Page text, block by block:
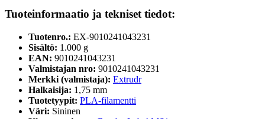
Tuoteinformaatio ja tekniset tiedot:
Tuotenro.: EX-9010241043231
Sisältö: 1.000 g
EAN: 9010241043231
Valmistajan nro: 9010241043231
Merkki (valmistaja): Extrudr
Halkaisija: 1,75 mm
Tuotetyypit: PLA-filamentti
Väri: Sininen